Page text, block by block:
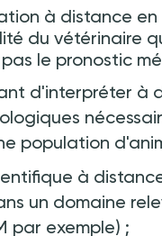
à distance
du vétérinaire
le pronostic
d'interpréter à
population
à
un domaine
par exemple) ;